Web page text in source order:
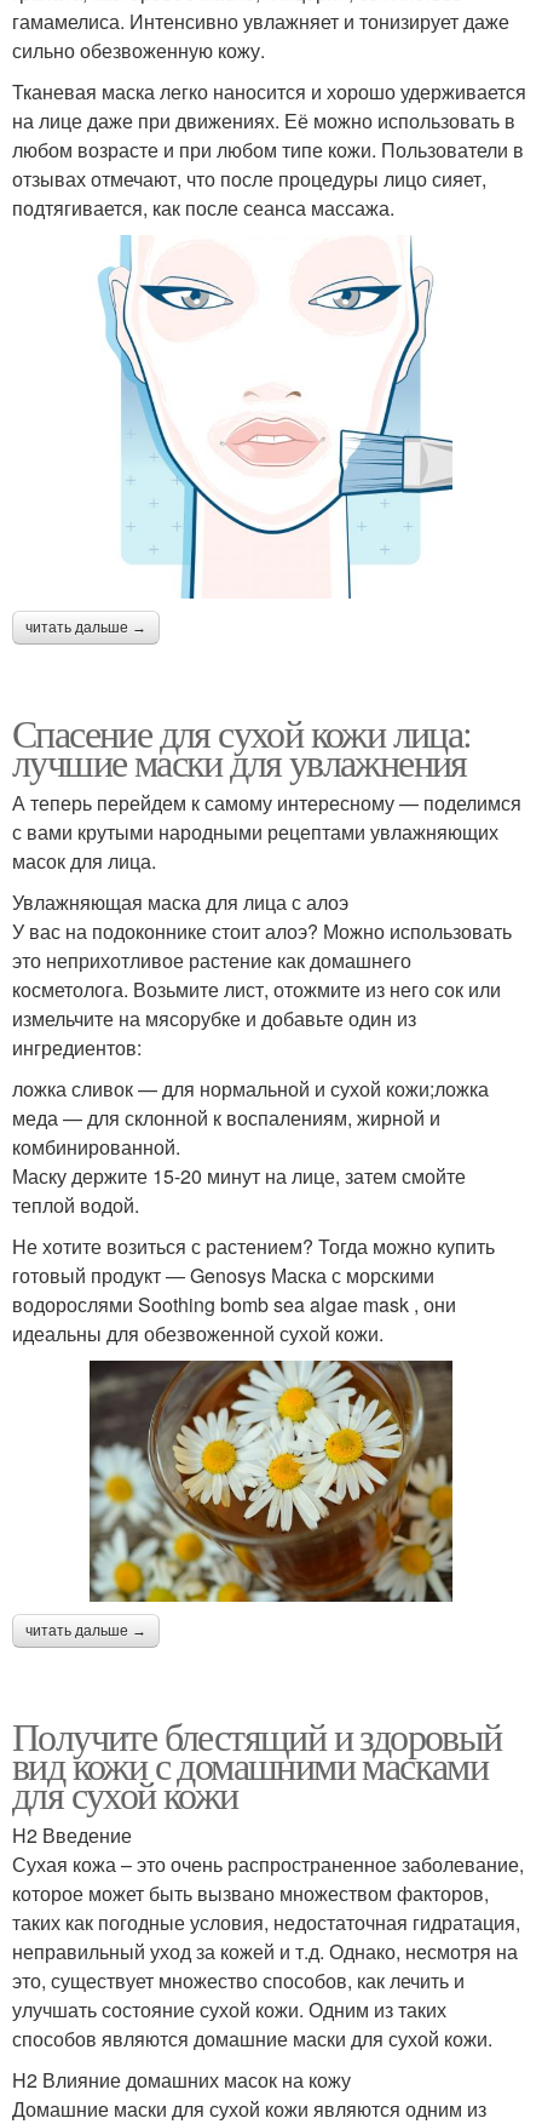
гамамелиса. Интенсивно увлажняет и тонизирует даже
сильно обезвоженную кожу.
Тканевая маска легко наносится и хорошо удерживается
на лице даже при движениях. Её можно использовать в
любом возрасте и при любом типе кожи. Пользователи в
отзывах отмечают, что после процедуры лицо сияет,
подтягивается, как после сеанса массажа.
читать дальше →
Спасение для сухой кожи лица:
лучшие маски для увлажнения
А теперь перейдем к самому интересному — поделимся
с вами крутыми народными рецептами увлажняющих
масок для лица.
Увлажняющая маска для лица с алоэ
У вас на подоконнике стоит алоэ? Можно использовать
это неприхотливое растение как домашнего
косметолога. Возьмите лист, отожмите из него сок или
измельчите на мясорубке и добавьте один из
ингредиентов:
ложка сливок — для нормальной и сухой кожи;ложка
меда — для склонной к воспалениям, жирной и
комбинированной.
Маску держите 15-20 минут на лице, затем смойте
теплой водой.
Не хотите возиться с растением? Тогда можно купить
готовый продукт — Genosys Маска с морскими
водорослями Soothing bomb sea algae mask , они
идеальны для обезвоженной сухой кожи.
читать дальше →
Получите блестящий и здоровый
вид кожи с домашними масками
для сухой кожи
H2 Введение
Сухая кожа – это очень распространенное заболевание,
которое может быть вызвано множеством факторов,
таких как погодные условия, недостаточная гидратация,
неправильный уход за кожей и т.д. Однако, несмотря на
это, существует множество способов, как лечить и
улучшать состояние сухой кожи. Одним из таких
способов являются домашние маски для сухой кожи.
H2 Влияние домашних масок на кожу
Домашние маски для сухой кожи являются одним из